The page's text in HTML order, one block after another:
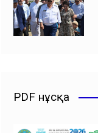
PDF нұсқа